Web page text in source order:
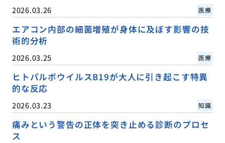
2026.03.26 医療
エアコン内部の細菌増殖が身体に及ぼす影響の技
術的分析
2026.03.25 医療
ヒトパルボウイルスB19が大人に引き起こす特異
的な反応
2026.03.23 知識
痛みという警告の正体を突き止める診断のプロセ
ス